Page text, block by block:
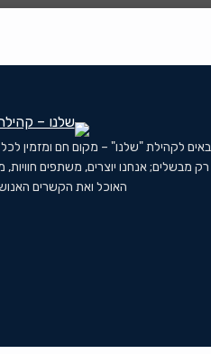
לקהילת "שלנו" – מקום חם ומזמין
מבשלים; אנחנו יוצרים, משתפים
האוכל ואת הקשרים